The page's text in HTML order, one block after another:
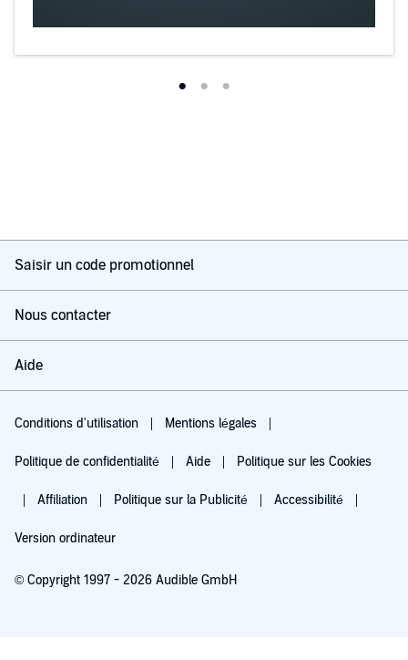
Saisir un code promotionnel
Nous contacter
Aide
Conditions d'utilisation Mentions légales
Politique de confidentialité Aide Politique sur les Cookies
Affiliation Politique sur la Publicité Accessibilité
Version ordinateur
© Copyright 1997 - 2026 Audible GmbH